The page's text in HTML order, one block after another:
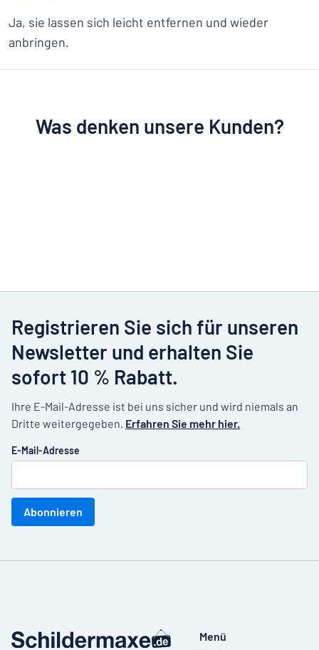
Ja, sie lassen sich leicht entfernen und wieder
anbringen.
Was denken unsere Kunden?
Registrieren Sie sich für unseren
Newsletter und erhalten Sie
sofort 10 % Rabatt.
Ihre E-Mail-Adresse ist bei uns sicher und wird niemals an
Dritte weitergegeben. Erfahren Sie mehr hier.
E-Mail-Adresse
Abonnieren
Menü